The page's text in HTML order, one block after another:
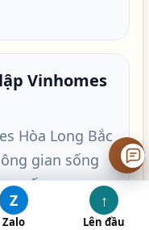
Vinhomes
Hòa Long Bắc
gian sống
cấp trong
độc lập,
₫
Z
Zalo
↑
Lên đầu